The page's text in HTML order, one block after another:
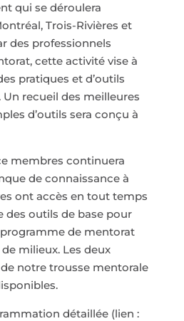
qui se déroulera
Trois-Rivières et
des professionnels
cette activité vise à
pratiques et d’outils
recueil des meilleures
d’outils sera conçu à
membres continuera
de connaissance à
ont accès en tout temps
des outils de base pour
de mentorat
milieux. Les deux
notre trousse mentorale
détaillée (lien :